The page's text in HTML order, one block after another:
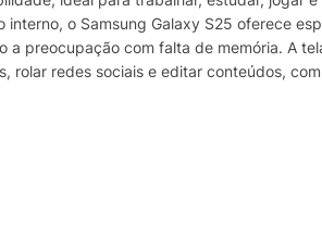
interno, o Samsung Galaxy S25 oferece
a preocupação com falta de memória. A
rolar redes sociais e editar conteúdos,
S25 combina uma câmera principal de
e versatilidade para diferentes
de câmeras ajuda a capturar
a identidade premium da linha, com
com 5G, 256GB e câmeras de alta